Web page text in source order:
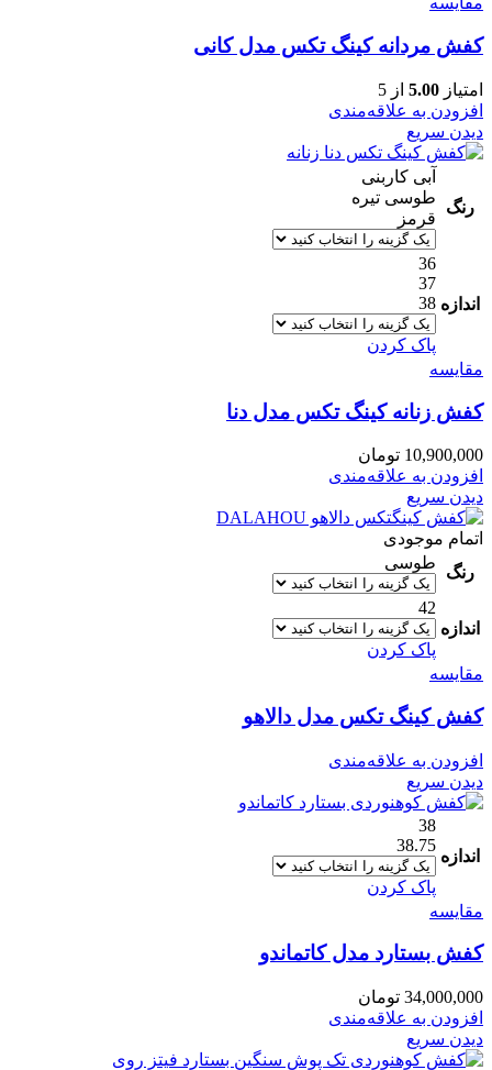
کفش مردانه کینگ تکس مدل کانی
امتیاز 5.00 از 5
افزودن به علاقه‌مندی
دیدن سریع
رنگ
آبی کاربنی
طوسی تیره
قرمز
اندازه
36
37
38
پاک کردن
مقایسه
کفش زنانه کینگ تکس مدل دنا
10,900,000 تومان
افزودن به علاقه‌مندی
دیدن سریع
اتمام موجودی
رنگ
طوسی
اندازه
42
پاک کردن
مقایسه
کفش کینگ تکس مدل دالاهو
افزودن به علاقه‌مندی
دیدن سریع
اندازه
38
38.75
پاک کردن
مقایسه
کفش بستارد مدل کاتماندو
34,000,000 تومان
افزودن به علاقه‌مندی
دیدن سریع